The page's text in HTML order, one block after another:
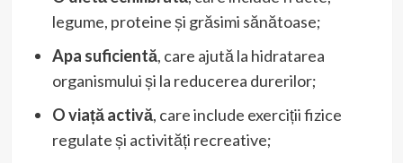
legume, proteine și grăsimi sănătoase;
Apa suficientă, care ajută la hidratarea
organismului și la reducerea durerilor;
O viață activă, care include exerciții fizice
regulate și activități recreative;